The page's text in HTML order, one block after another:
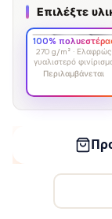
Επιλέξτε
100%
270 g/m² · Ελαφρώς
γυαλιστερό
Περιλαμβάνεται